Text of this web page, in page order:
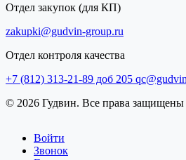
Отдел закупок (для КП)
zakupki@gudvin-group.ru
Отдел контроля качества
+7 (812) 313-21-89 доб 205
© 2026 Гудвин. Все права защищены
Войти
Звонок